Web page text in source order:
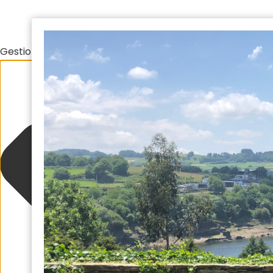
Gestionar el consentimiento de las cookies